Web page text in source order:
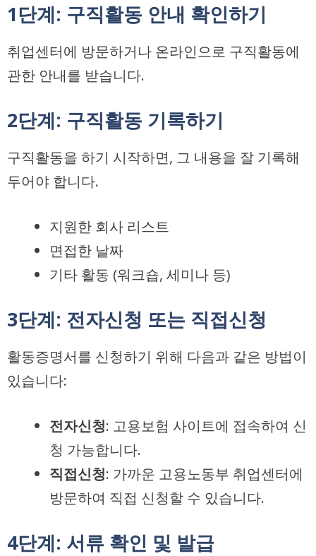
1단계: 구직활동 안내 확인하기
취업센터에 방문하거나 온라인으로 구직활동에
관한 안내를 받습니다.
2단계: 구직활동 기록하기
구직활동을 하기 시작하면, 그 내용을 잘 기록해
두어야 합니다.
지원한 회사 리스트
면접한 날짜
기타 활동 (워크숍, 세미나 등)
3단계: 전자신청 또는 직접신청
활동증명서를 신청하기 위해 다음과 같은 방법이
있습니다:
전자신청: 고용보험 사이트에 접속하여 신
청 가능합니다.
직접신청: 가까운 고용노동부 취업센터에
방문하여 직접 신청할 수 있습니다.
4단계: 서류 확인 및 발급